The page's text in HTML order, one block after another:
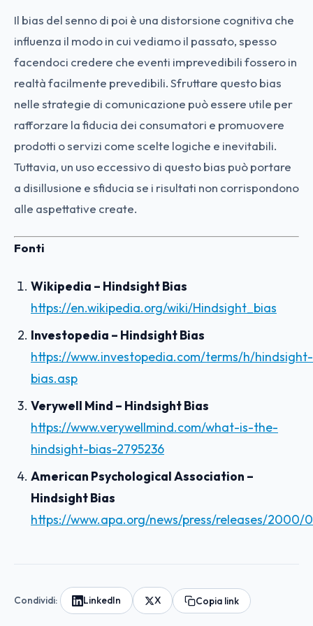
Il bias del senno di poi è una distorsione cognitiva che
influenza il modo in cui vediamo il passato, spesso
facendoci credere che eventi imprevedibili fossero in
realtà facilmente prevedibili. Sfruttare questo bias
nelle strategie di comunicazione può essere utile per
rafforzare la fiducia dei consumatori e promuovere
prodotti o servizi come scelte logiche e inevitabili.
Tuttavia, un uso eccessivo di questo bias può portare
a disillusione e sfiducia se i risultati non corrispondono
alle aspettative create.
Fonti
Wikipedia – Hindsight Bias
https://en.wikipedia.org/wiki/Hindsight_bias
Investopedia – Hindsight Bias
https://www.investopedia.com/terms/h/hindsight-
bias.asp
Verywell Mind – Hindsight Bias
https://www.verywellmind.com/what-is-the-
hindsight-bias-2795236
American Psychological Association –
Hindsight Bias
https://www.apa.org/news/press/releases/2000/
Condividi: LinkedIn X Copia link